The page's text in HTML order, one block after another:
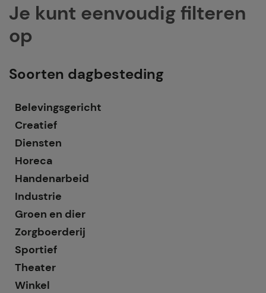
Je kunt eenvoudig filteren
op
Soorten dagbesteding
Belevingsgericht
Creatief
Diensten
Horeca
Handenarbeid
Industrie
Groen en dier
Zorgboerderij
Sportief
Theater
Winkel